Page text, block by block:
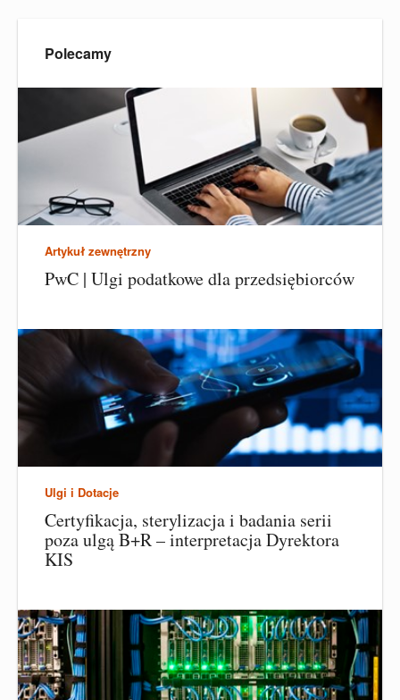
Polecamy
Artykuł zewnętrzny
PwC | Ulgi podatkowe dla przedsiębiorców
Ulgi i Dotacje
Certyfikacja, sterylizacja i badania serii
poza ulgą B+R – interpretacja Dyrektora
KIS